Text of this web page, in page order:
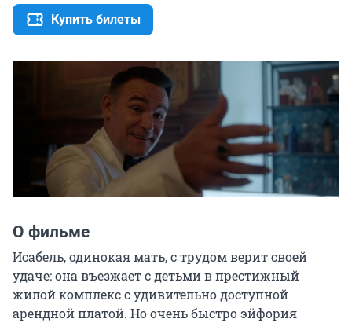
Купить билеты
О фильме
Исабель, одинокая мать, с трудом верит своей
удаче: она въезжает с детьми в престижный
жилой комплекс с удивительно доступной
арендной платой. Но очень быстро эйфория